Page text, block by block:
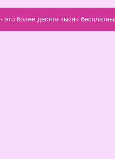
- это более десяти тысяч